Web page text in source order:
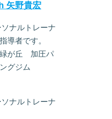
矢野貴宏
ナルトレーナ
導者です。
緑が丘 加圧パ
グジム
ナルトレーナ